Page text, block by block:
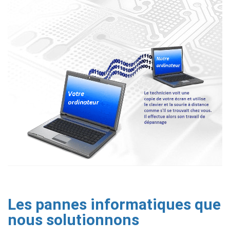
Les pannes informatiques que
nous solutionnons